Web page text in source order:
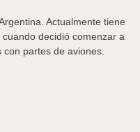
Actualmente tiene
decidió comenzar a
partes de aviones.